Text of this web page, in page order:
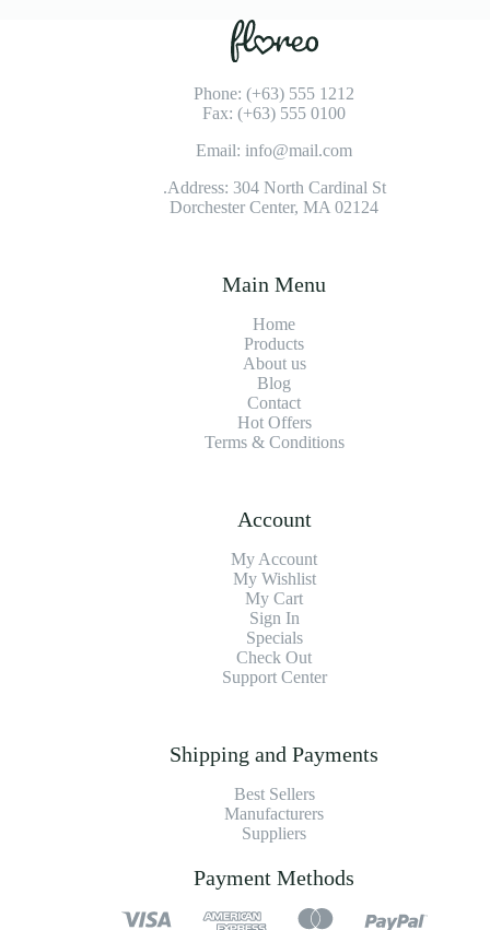
Phone: (+63) 555 1212
Fax: (+63) 555 0100
Email: info@mail.com
Address: 304 North Cardinal St.
Dorchester Center, MA 02124
Main Menu
Home
Products
About us
Blog
Contact
Hot Offers
Terms & Conditions
Account
My Account
My Wishlist
My Cart
Sign In
Specials
Check Out
Support Center
Shipping and Payments
Best Sellers
Manufacturers
Suppliers
Payment Methods